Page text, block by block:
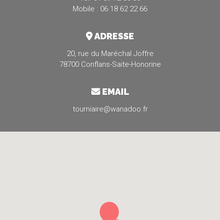
Mobile : 06 18 62 22 66
ADRESSE
20, rue du Maréchal Joffre
78700 Conflans-Saite-Honorine
EMAIL
tourniaire@wanadoo.fr